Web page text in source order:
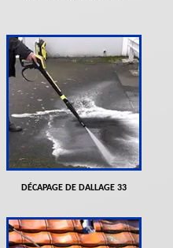
DÉCAPAGE DE DALLAGE 33